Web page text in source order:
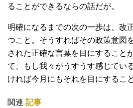
ることができるならの話だが。
明確になるまでの次の一歩は、改
つこと。そうすればその政策意図
された正確な言葉を目にすること
て、もし我々がうすうす感じてい
ければ今月にもそれを目にするこ
関連 記事